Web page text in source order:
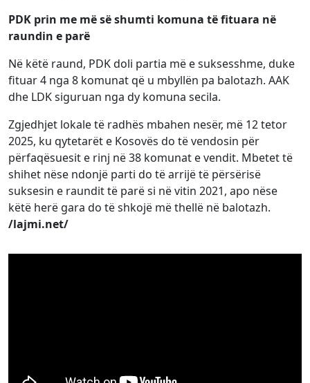
PDK prin me më së shumti komuna të fituara në
raundin e parë
Në këtë raund, PDK doli partia më e suksesshme, duke
fituar 4 nga 8 komunat që u mbyllën pa balotazh. AAK
dhe LDK siguruan nga dy komuna secila.
Zgjedhjet lokale të radhës mbahen nesër, më 12 tetor
2025, ku qytetarët e Kosovës do të vendosin për
përfaqësuesit e rinj në 38 komunat e vendit. Mbetet të
shihet nëse ndonjë parti do të arrijë të përsërisë
suksesin e raundit të parë si në vitin 2021, apo nëse
këtë herë gara do të shkojë më thellë në balotazh.
/lajmi.net/